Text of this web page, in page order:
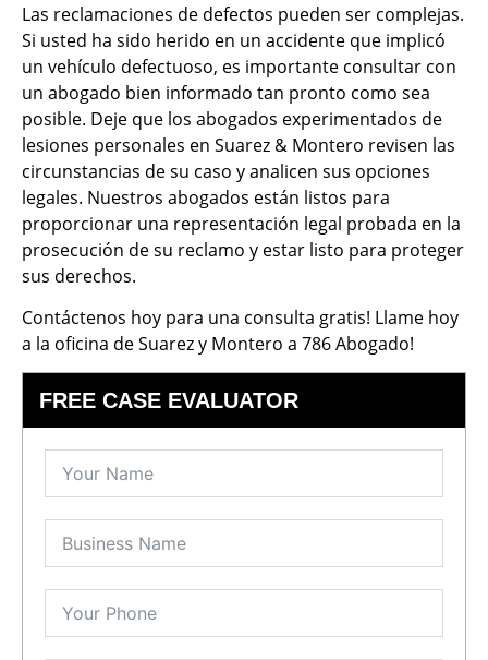
Las reclamaciones de defectos pueden ser complejas.
Si usted ha sido herido en un accidente que implicó
un vehículo defectuoso, es importante consultar con
un abogado bien informado tan pronto como sea
posible. Deje que los abogados experimentados de
lesiones personales en Suarez & Montero revisen las
circunstancias de su caso y analicen sus opciones
legales. Nuestros abogados están listos para
proporcionar una representación legal probada en la
prosecución de su reclamo y estar listo para proteger
sus derechos.
Contáctenos hoy para una consulta gratis! Llame hoy
a la oficina de Suarez y Montero a 786 Abogado!
FREE CASE EVALUATOR